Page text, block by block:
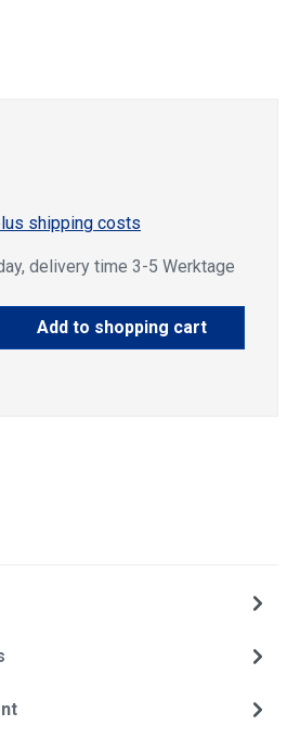
shipping costs
delivery time 3-5 Werktage
Enter the desired
Add to shopping cart